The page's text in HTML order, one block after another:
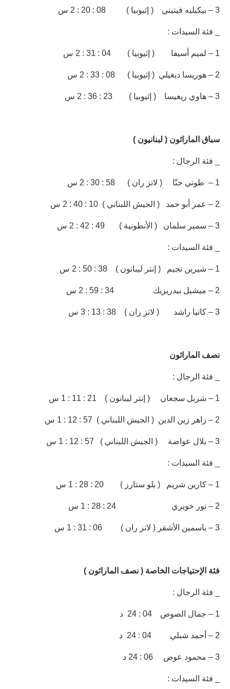
3 – بيكيليه فيتيني ( إثيوبيا ) 08 : 20 : 2 س
_ فئة السيدات :
1 – لميم أسيفا ( إثيوبيا ) 04 : 31 : 2 س
2 – هوريسا ديغيلي ( إثيوبيا ) 08 : 33 : 2 س
3 – هاوي ريغيسا ( إثيوبيا ) 23 : 36 : 2 س
سباق الماراثون ( لبنانيون )
_ فئة الرجال :
1 – طوني حنّا ( لاتز ران ) 58 : 30 : 2 س
2 – عمر أبو حمد ( الجيش اللبناني ) 10 : 40 : 2 س
3 – سمير سلمان ( الأنطونية ) 49 : 42 : 2 س
_ فئة السيدات :
1 – شيرين نجيم ( إنتر ليبانون ) 38 : 50 : 2 س
2 – ميشيل بيدريزيك 34 : 59 : 2 س
3 – كاتيا راشد ( لاتز ران ) 38 : 13 : 3 س
نصف الماراثون
_ فئة الرجال :
1 – شربل سجعان ( إنتر ليبانون ) 21 : 11 : 1 س
2 – زاهر زين الدين ( الجيش اللبناني ) 57 : 12 : 1 س
3 – بلال عواضة ( الجيش اللبناني ) 57 : 12 : 1 س
_ فئة السيدات :
1 – كارين شريم ( بلو ستارز ) 20 : 28 : 1 س
2 – نور خويري 24 : 28 : 1 س
3 – ياسمين الأشقر ( لاتز ران ) 06 : 31 : 1 س
فئة الإحتياجات الخاصة ( نصف الماراثون )
_ فئة الرجال :
1 – جمال الصوص 04 : 24 د
2 – أحمد شبلي 04 : 24 د
3 – محمود عوض 06 : 24 د
_ فئة السيدات :